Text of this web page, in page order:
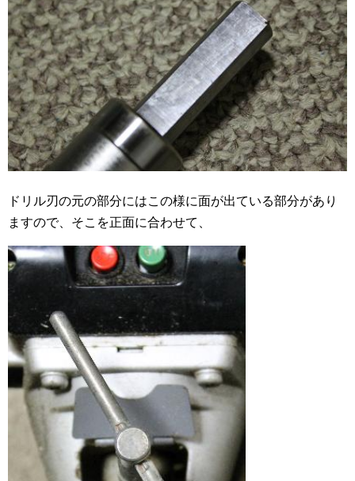
ドリル刃の元の部分にはこの様に面が出ている部分があり
ますので、そこを正面に合わせて、